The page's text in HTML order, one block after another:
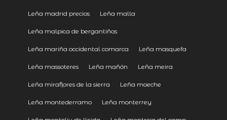
Leña madrid precios Leña malla
Leña malpica de bergantiños
Leña mariña occidental comarca Leña masquefa
Leña massoteres Leña mañón Leña meira
Leña miraflores de la sierra Leña moeche
Leña montederramo Leña monterrey